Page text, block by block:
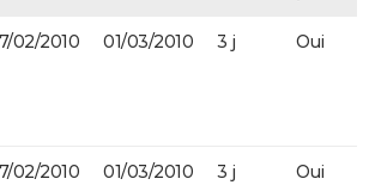
02/2010 01/03/2010 3 j Oui
02/2010 01/03/2010 3 j Oui